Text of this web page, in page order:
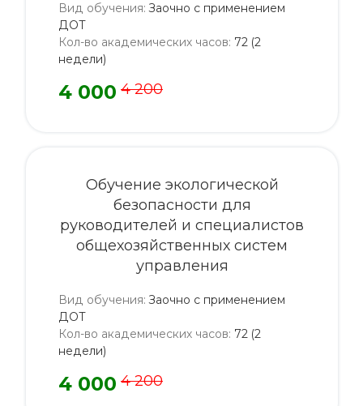
Вид обучения: Заочно с применением
ДОТ
Кол-во академических часов: 72 (2
недели)
4 000 4 200
Обучение экологической
безопасности для
руководителей и специалистов
общехозяйственных систем
управления
Вид обучения: Заочно с применением
ДОТ
Кол-во академических часов: 72 (2
недели)
4 000 4 200